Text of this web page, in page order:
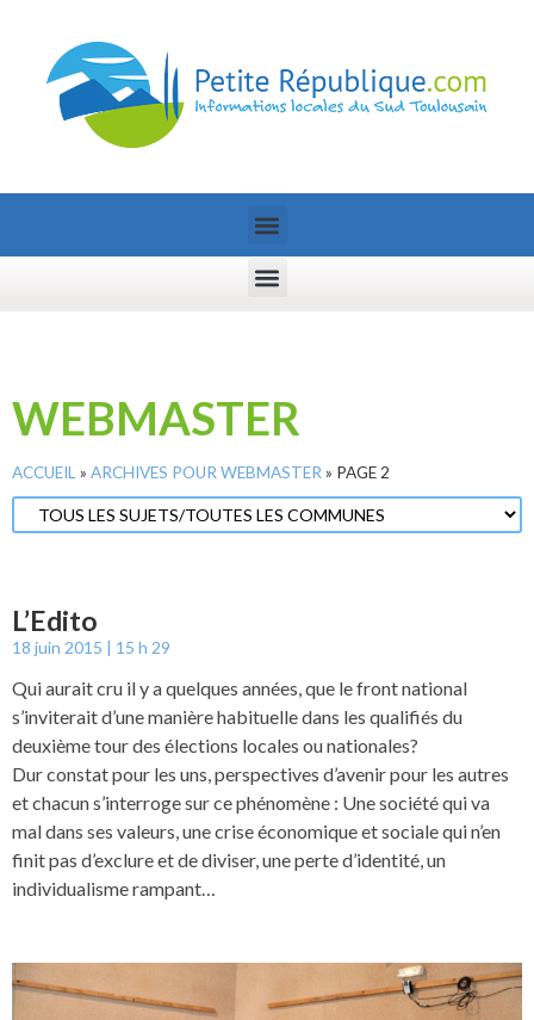
WEBMASTER
ACCUEIL » ARCHIVES POUR WEBMASTER » PAGE 2
L’Edito
18 juin 2015 15 h 29
Qui aurait cru il y a quelques années, que le front national
s’inviterait d’une manière habituelle dans les qualifiés du
deuxième tour des élections locales ou nationales?
Dur constat pour les uns, perspectives d’avenir pour les autres
et chacun s’interroge sur ce phénomène : Une société qui va
mal dans ses valeurs, une crise économique et sociale qui n’en
finit pas d’exclure et de diviser, une perte d’identité, un
individualisme rampant…